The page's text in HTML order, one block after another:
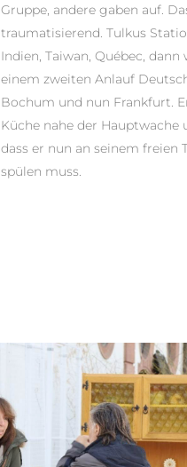
Gruppe, andere gaben auf.
traumatisierend. Tulkus
Indien, Taiwan, Québec,
einem zweiten Anlauf
Bochum und nun Frankfurt.
Küche nahe der Hauptwache
dass er nun an seinem freien
spülen muss.